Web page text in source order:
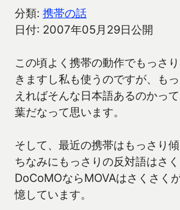
分類: 携帯の話
日付: 2007年05月29日公開
この頃よく携帯の動作でもっさ
きますし私も使うのですが、も
えればそんな日本語あるのかっ
葉だなって思います。
そして、最近の携帯はもっさり傾
ちなみにもっさりの反対語はさく
DoCoMOならMOVAはさくさく
憶しています。